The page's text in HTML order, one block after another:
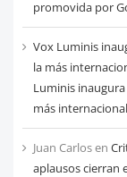
promovida por
Vox Luminis
la más
Luminis inaugura
más
Juan Carlosen
aplausos cierran